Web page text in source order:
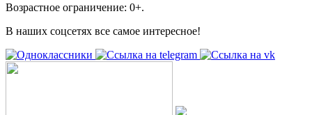
Возрастное ограничение: 0+.
В наших соцсетях все самое интересное!